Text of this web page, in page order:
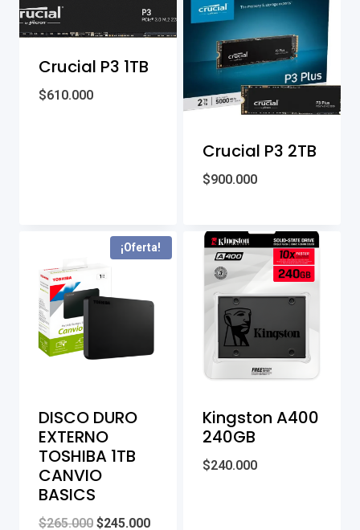
Crucial P3 1TB
$610.000
Crucial P3 2TB
$900.000
¡Oferta!
DISCO DURO
EXTERNO
TOSHIBA 1TB
CANVIO
BASICS
$265.000 Original
$245.000Current
Kingston A400
240GB
$240.000